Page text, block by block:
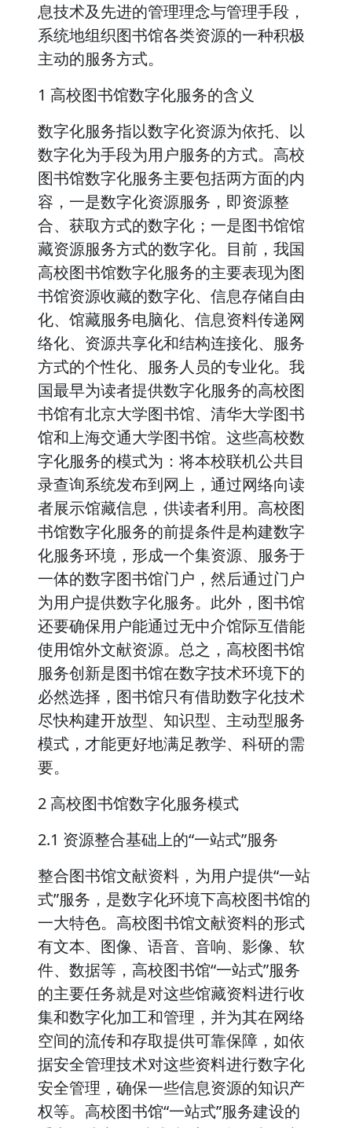
息技术及先进的管理理念与管理手段，
系统地组织图书馆各类资源的一种积极
主动的服务方式。
1 高校图书馆数字化服务的含义
数字化服务指以数字化资源为依托、以
数字化为手段为用户服务的方式。高校
图书馆数字化服务主要包括两方面的内
容，一是数字化资源服务，即资源整
合、获取方式的数字化；一是图书馆馆
藏资源服务方式的数字化。目前，我国
高校图书馆数字化服务的主要表现为图
书馆资源收藏的数字化、信息存储自由
化、馆藏服务电脑化、信息资料传递网
络化、资源共享化和结构连接化、服务
方式的个性化、服务人员的专业化。我
国最早为读者提供数字化服务的高校图
书馆有北京大学图书馆、清华大学图书
馆和上海交通大学图书馆。这些高校数
字化服务的模式为：将本校联机公共目
录查询系统发布到网上，通过网络向读
者展示馆藏信息，供读者利用。高校图
书馆数字化服务的前提条件是构建数字
化服务环境，形成一个集资源、服务于
一体的数字图书馆门户，然后通过门户
为用户提供数字化服务。此外，图书馆
还要确保用户能通过无中介馆际互借能
使用馆外文献资源。总之，高校图书馆
服务创新是图书馆在数字技术环境下的
必然选择，图书馆只有借助数字化技术
尽快构建开放型、知识型、主动型服务
模式，才能更好地满足教学、科研的需
要。
2 高校图书馆数字化服务模式
2.1 资源整合基础上的“一站式”服务
整合图书馆文献资料，为用户提供“一站
式”服务，是数字化环境下高校图书馆的
一大特色。高校图书馆文献资料的形式
有文本、图像、语音、音响、影像、软
件、数据等，高校图书馆“一站式”服务
的主要任务就是对这些馆藏资料进行收
集和数字化加工和管理，并为其在网络
空间的流传和存取提供可靠保障，如依
据安全管理技术对这些资料进行数字化
安全管理，确保一些信息资源的知识产
权等。高校图书馆“一站式”服务建设的